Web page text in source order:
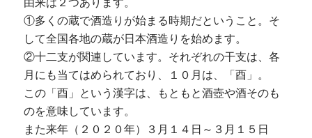
①多くの蔵で酒造りが始まる時期だということ。そ
して全国各地の蔵が日本酒造りを始めます。
②十二支が関連しています。それぞれの干支は、各
月にも当てはめられており、１０月は、「酉」。
この「酉」という漢字は、もともと酒壺や酒そのも
のを意味しています。
また来年（２０２０年）３月１４日～３月１５日